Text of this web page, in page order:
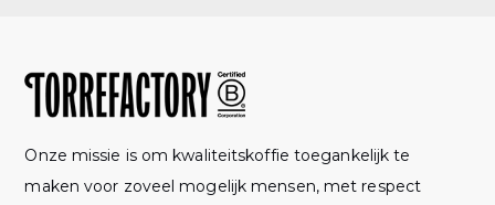
Onze missie is om kwaliteitskoffie toegankelijk te
maken voor zoveel mogelijk mensen, met respect